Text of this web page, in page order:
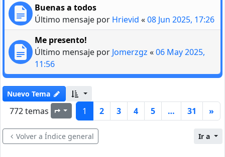
Buenas a todos
Último mensaje por Hrievid «08 Jun 2025, 17:26
Me presento!
Último mensaje por Jomerzgz «06 May 2025,
11:56
Nuevo Tema
772 temas Página1 de31
1 2 3 4 5 … 31 »
Volver a Índice general Ir a